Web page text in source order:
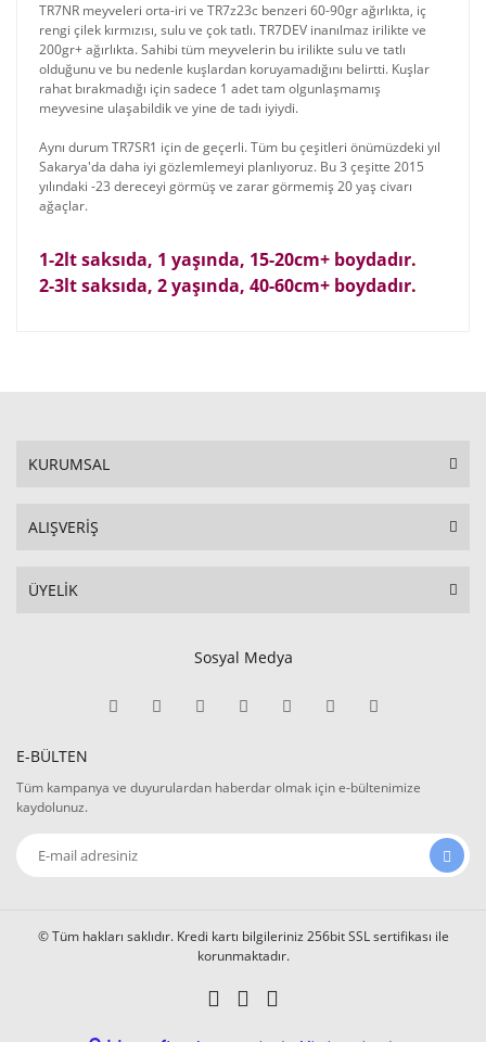
TR7NR meyveleri orta-iri ve TR7z23c benzeri 60-90gr ağırlıkta, iç
rengi çilek kırmızısı, sulu ve çok tatlı. TR7DEV inanılmaz irilikte ve
200gr+ ağırlıkta. Sahibi tüm meyvelerin bu irilikte sulu ve tatlı
olduğunu ve bu nedenle kuşlardan koruyamadığını belirtti. Kuşlar
rahat bırakmadığı için sadece 1 adet tam olgunlaşmamış
meyvesine ulaşabildik ve yine de tadı iyiydi.
Aynı durum TR7SR1 için de geçerli. Tüm bu çeşitleri önümüzdeki yıl
Sakarya'da daha iyi gözlemlemeyi planlıyoruz. Bu 3 çeşitte 2015
yılındaki -23 dereceyi görmüş ve zarar görmemiş 20 yaş civarı
ağaçlar.
1-2lt saksıda, 1 yaşında, 15-20cm+ boydadır.
2-3lt saksıda, 2 yaşında, 40-60cm+ boydadır.
KURUMSAL
ALIŞVERİŞ
ÜYELİK
Sosyal Medya
E-BÜLTEN
Tüm kampanya ve duyurulardan haberdar olmak için e-bültenimize
kaydolunuz.
© Tüm hakları saklıdır. Kredi kartı bilgileriniz 256bit SSL sertifikası ile
korunmaktadır.